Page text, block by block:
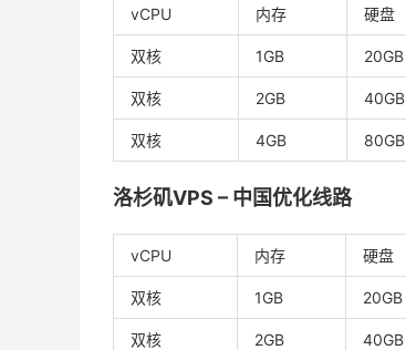
vCPU 内存 硬盘
双核 1GB 20GB
双核 2GB 40GB
双核 4GB 80GB
洛杉矶VPS – 中国优化线路
vCPU 内存 硬盘
双核 1GB 20GB
双核 2GB 40GB